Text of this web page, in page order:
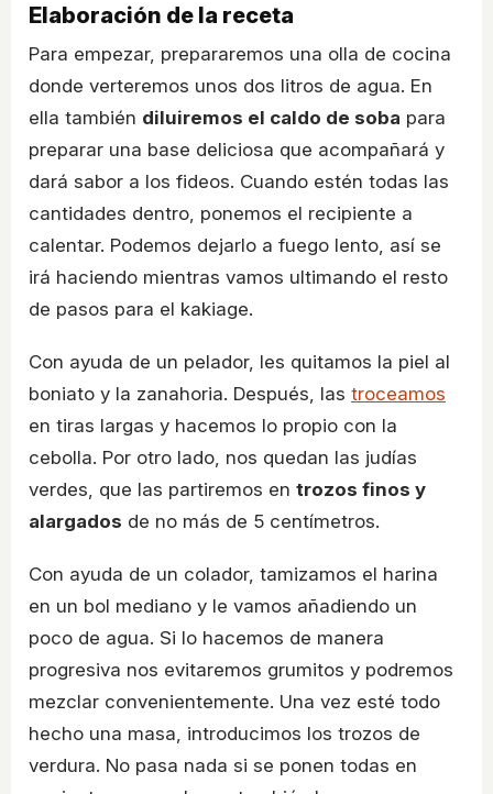
Elaboración de la receta
Para empezar, prepararemos una olla de cocina
donde verteremos unos dos litros de agua. En
ella también diluiremos el caldo de soba para
preparar una base deliciosa que acompañará y
dará sabor a los fideos. Cuando estén todas las
cantidades dentro, ponemos el recipiente a
calentar. Podemos dejarlo a fuego lento, así se
irá haciendo mientras vamos ultimando el resto
de pasos para el kakiage.
Con ayuda de un pelador, les quitamos la piel al
boniato y la zanahoria. Después, las troceamos
en tiras largas y hacemos lo propio con la
cebolla. Por otro lado, nos quedan las judías
verdes, que las partiremos en trozos finos y
alargados de no más de 5 centímetros.
Con ayuda de un colador, tamizamos el harina
en un bol mediano y le vamos añadiendo un
poco de agua. Si lo hacemos de manera
progresiva nos evitaremos grumitos y podremos
mezclar convenientemente. Una vez esté todo
hecho una masa, introducimos los trozos de
verdura. No pasa nada si se ponen todas en